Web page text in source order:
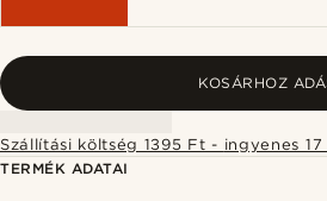
KOSÁRHOZ
Szállítási költség 1395
TERMÉK ADATAI